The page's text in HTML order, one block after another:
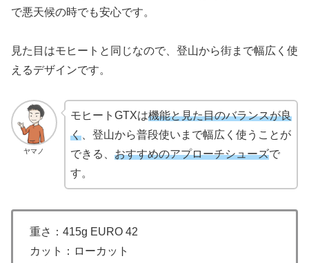
で悪天候の時でも安心です。
見た目はモヒートと同じなので、登山から街まで幅広く使
えるデザインです。
ヤマノ
モヒートGTXは機能と見た目のバランスが良
く、登山から普段使いまで幅広く使うことが
できる、 おすすめのアプローチシューズで
す。
重さ：415g EURO 42
カット：ローカット